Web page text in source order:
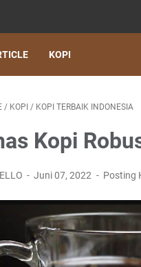
KOPI
/ KOPI / KOPI TERBAIK INDONESIA
Kopi
Juni 07, 2022 Posting